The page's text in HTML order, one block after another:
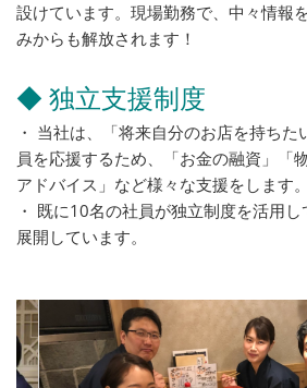
設けています。現場勤務で、中々情報
みからも解放されます！
◆ 独立支援制度
・ 当社は、「将来自分のお店を持ち
員を応援するため、「お金の融資」「
アドバイス」など様々な支援をします。
・ 既に10名の社員が独立制度を活用
展開しています。